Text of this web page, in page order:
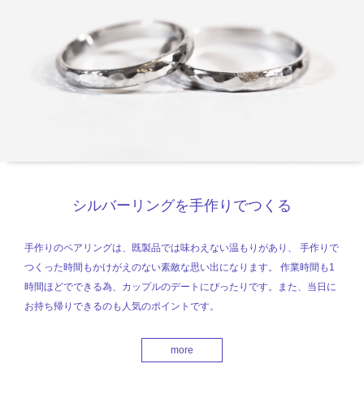
シルバーリングを手作りでつくる
手作りのペアリングは、既製品では味わえない温もりがあり、 手作りで
つくった時間もかけがえのない素敵な思い出になります。 作業時間も1
時間ほどでできる為、カップルのデートにぴったりです。また、当日に
お持ち帰りできるのも人気のポイントです。
more